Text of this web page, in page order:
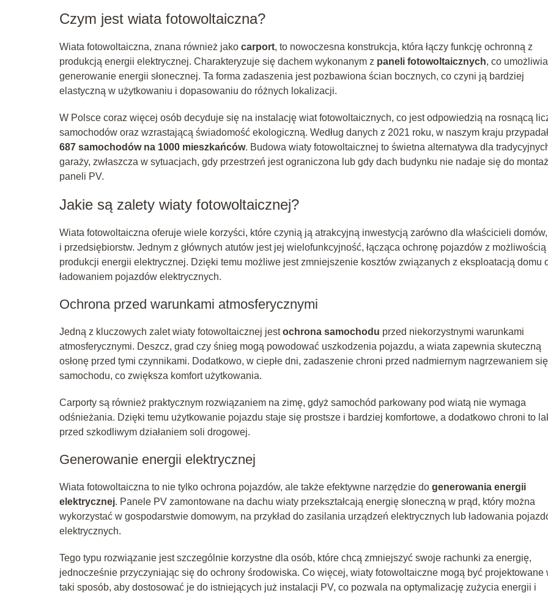
Czym jest wiata fotowoltaiczna?
Wiata fotowoltaiczna, znana również jako carport, to nowoczesna konstrukcja, która łączy funkcję ochronną z
produkcją energii elektrycznej. Charakteryzuje się dachem wykonanym z paneli fotowoltaicznych, co umożliwia
generowanie energii słonecznej. Ta forma zadaszenia jest pozbawiona ścian bocznych, co czyni ją bardziej
elastyczną w użytkowaniu i dopasowaniu do różnych lokalizacji.
W Polsce coraz więcej osób decyduje się na instalację wiat fotowoltaicznych, co jest odpowiedzią na rosnącą
samochodów oraz wzrastającą świadomość ekologiczną. Według danych z 2021 roku, w naszym kraju
687 samochodów na 1000 mieszkańców. Budowa wiaty fotowoltaicznej to świetna alternatywa dla
garaży, zwłaszcza w sytuacjach, gdy przestrzeń jest ograniczona lub gdy dach budynku nie nadaje się do
paneli PV.
Jakie są zalety wiaty fotowoltaicznej?
Wiata fotowoltaiczna oferuje wiele korzyści, które czynią ją atrakcyjną inwestycją zarówno dla właścicieli
i przedsiębiorstw. Jednym z głównych atutów jest jej wielofunkcyjność, łącząca ochronę pojazdów z możliwością
produkcji energii elektrycznej. Dzięki temu możliwe jest zmniejszenie kosztów związanych z eksploatacją domu
ładowaniem pojazdów elektrycznych.
Ochrona przed warunkami atmosferycznymi
Jedną z kluczowych zalet wiaty fotowoltaicznej jestochrona samochodu przed niekorzystnymi warunkami
atmosferycznymi. Deszcz, grad czy śnieg mogą powodować uszkodzenia pojazdu, a wiata zapewnia skuteczną
osłonę przed tymi czynnikami. Dodatkowo, w ciepłe dni, zadaszenie chroni przed nadmiernym nagrzewaniem się
samochodu, co zwiększa komfort użytkowania.
Carporty są również praktycznym rozwiązaniem na zimę, gdyż samochód parkowany pod wiatą nie wymaga
odśnieżania. Dzięki temu użytkowanie pojazdu staje się prostsze i bardziej komfortowe, a dodatkowo chroni to
przed szkodliwym działaniem soli drogowej.
Generowanie energii elektrycznej
Wiata fotowoltaiczna to nie tylko ochrona pojazdów, ale także efektywne narzędzie do generowania energii
elektrycznej. Panele PV zamontowane na dachu wiaty przekształcają energię słoneczną w prąd, który można
wykorzystać w gospodarstwie domowym, na przykład do zasilania urządzeń elektrycznych lub ładowania
elektrycznych.
Tego typu rozwiązanie jest szczególnie korzystne dla osób, które chcą zmniejszyć swoje rachunki za energię,
jednocześnie przyczyniając się do ochrony środowiska. Co więcej, wiaty fotowoltaiczne mogą być projektowane
taki sposób, aby dostosować je do istniejących już instalacji PV, co pozwala na optymalizację zużycia energii i